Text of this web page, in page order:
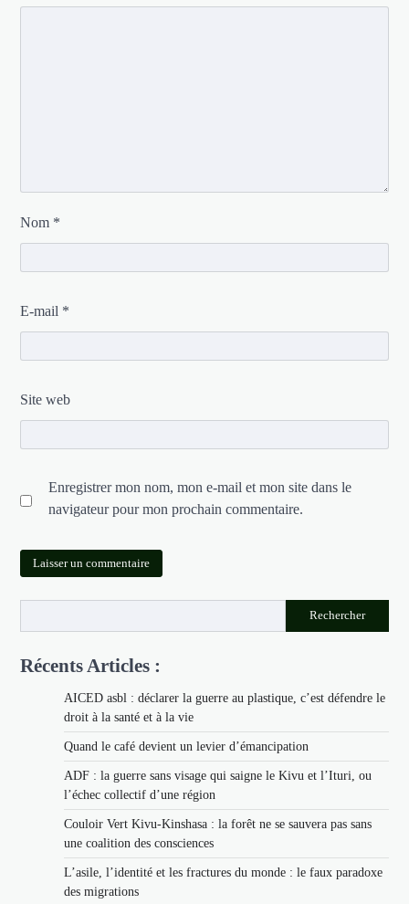
Nom *
E-mail *
Site web
Enregistrer mon nom, mon e-mail et mon site dans le
navigateur pour mon prochain commentaire.
Rechercher
Récents Articles :
AICED asbl : déclarer la guerre au plastique, c’est défendre le
droit à la santé et à la vie
Quand le café devient un levier d’émancipation
ADF : la guerre sans visage qui saigne le Kivu et l’Ituri, ou
l’échec collectif d’une région
Couloir Vert Kivu-Kinshasa : la forêt ne se sauvera pas sans
une coalition des consciences
L’asile, l’identité et les fractures du monde : le faux paradoxe
des migrations